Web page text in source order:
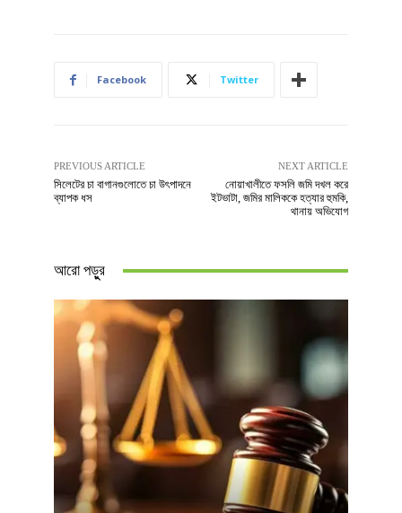
Facebook Twitter
PREVIOUS ARTICLE
সিলেটের চা বাগানগুলোতে চা উৎপাদনে
ব্যাপক ধস
NEXT ARTICLE
নোয়াখালীতে ফসলি জমি দখল করে
ইটভাটা, জমির মালিককে হত্যার হুমকি,
থানায় অভিযোগ
আরো পড়ুুর